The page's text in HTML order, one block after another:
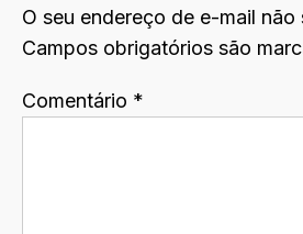
O seu endereço de e-mail não
Campos obrigatórios são
Comentário *